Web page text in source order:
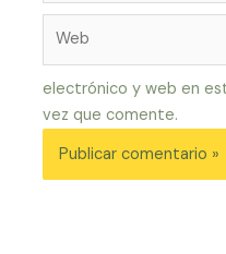
electrónico y web en
vez que comente.